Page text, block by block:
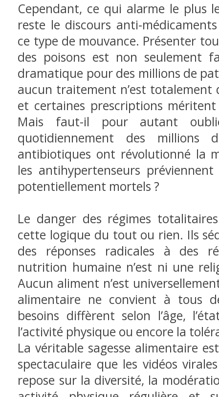
Cependant, ce qui alarme le plus
reste le discours anti-
ce type de mouvance. Présenter
des poisons est non seulement
dramatique pour des millions de
aucun traitement n’est totalement
et certaines prescriptions méritent
Mais faut-il pour autant
quotidiennement des millions
antibiotiques ont révolutionné la
les antihypertenseurs
potentiellement mortels ?
Le danger des régimes
cette logique du tout ou rien. Ils
des réponses radicales à des
nutrition humaine n’est ni une
Aucun aliment n’est
alimentaire ne convient à tous
besoins diffèrent selon l’âge,
l’activité physique ou encore la
La véritable sagesse alimentaire
spectaculaire que les vidéos
repose sur la diversité, la